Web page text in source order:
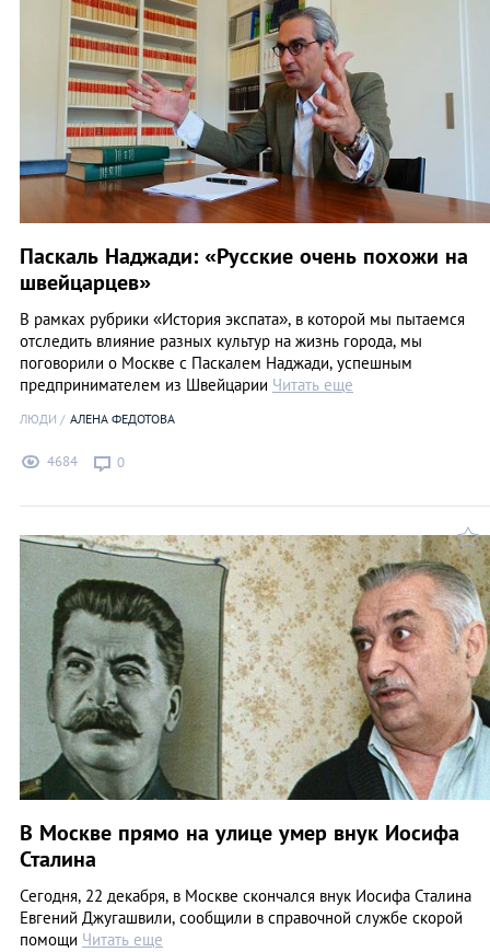
Паскаль Наджади: «Русские очень похожи на
швейцарцев»
В рамках рубрики «История экспата», в которой мы пытаемся
отследить влияние разных культур на жизнь города, мы
поговорили о Москве с Паскалем Наджади, успешным
предпринимателем из Швейцарии Читать еще
ЛЮДИ АЛЕНА ФЕДОТОВА
4684 0
В Москве прямо на улице умер внук Иосифа
Сталина
Сегодня, 22 декабря, в Москве скончался внук Иосифа Сталина
Евгений Джугашвили, сообщили в справочной службе скорой
помощи Читать еще